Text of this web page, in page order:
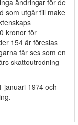
ändringar för de
som utgår till make
kronor för
154 är föreslas
får ses som en
skatteutredning
januari 1974 och